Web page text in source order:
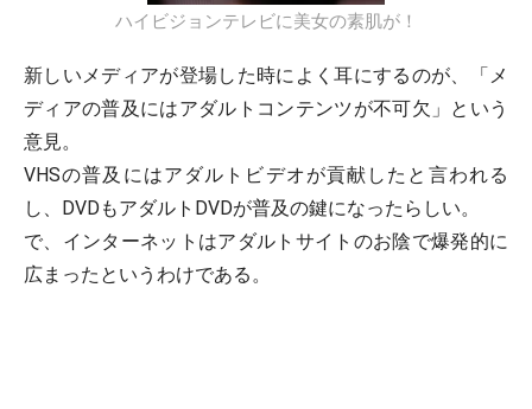
ハイビジョンテレビに美女の素肌が！
新しいメディアが登場した時によく耳にするのが、「メ
ディアの普及にはアダルトコンテンツが不可欠」という
意見。
VHSの普及にはアダルトビデオが貢献したと言われる
し、DVDもアダルトDVDが普及の鍵になったらしい。
で、インターネットはアダルトサイトのお陰で爆発的に
広まったというわけである。